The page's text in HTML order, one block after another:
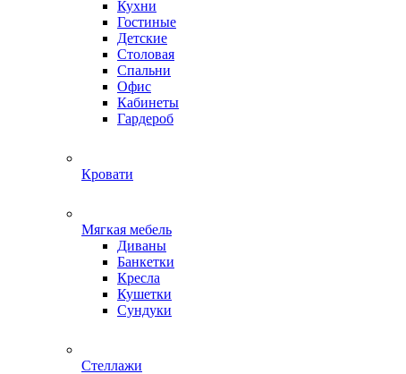
Кухни
Гостиные
Детские
Столовая
Спальни
Офис
Кабинеты
Гардероб
Кровати
Мягкая мебель
Диваны
Банкетки
Кресла
Кушетки
Сундуки
Стеллажи